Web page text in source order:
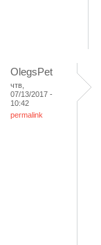
OlegsPet
чтв,
07/13/2017 -
10:42
permalink